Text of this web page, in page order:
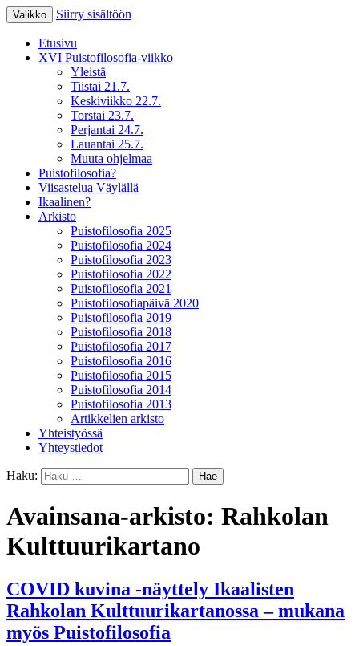
Puistofilosofia
15.-19.7.2025
Valikko Siirry sisältöön
Etusivu
XVI Puistofilosofia-viikko
Yleistä
Tiistai 21.7.
Keskiviikko 22.7.
Torstai 23.7.
Perjantai 24.7.
Lauantai 25.7.
Muuta ohjelmaa
Puistofilosofia?
Viisastelua Väylällä
Ikaalinen?
Arkisto
Puistofilosofia 2025
Puistofilosofia 2024
Puistofilosofia 2023
Puistofilosofia 2022
Puistofilosofia 2021
Puistofilosofiapäivä 2020
Puistofilosofia 2019
Puistofilosofia 2018
Puistofilosofia 2017
Puistofilosofia 2016
Puistofilosofia 2015
Puistofilosofia 2014
Puistofilosofia 2013
Artikkelien arkisto
Yhteistyössä
Yhteystiedot
Haku:
Avainsana-arkisto: Rahkolan
Kulttuurikartano
COVID kuvina -näyttely Ikaalisten
Rahkolan Kulttuurikartanossa – mukana
myös Puistofilosofia